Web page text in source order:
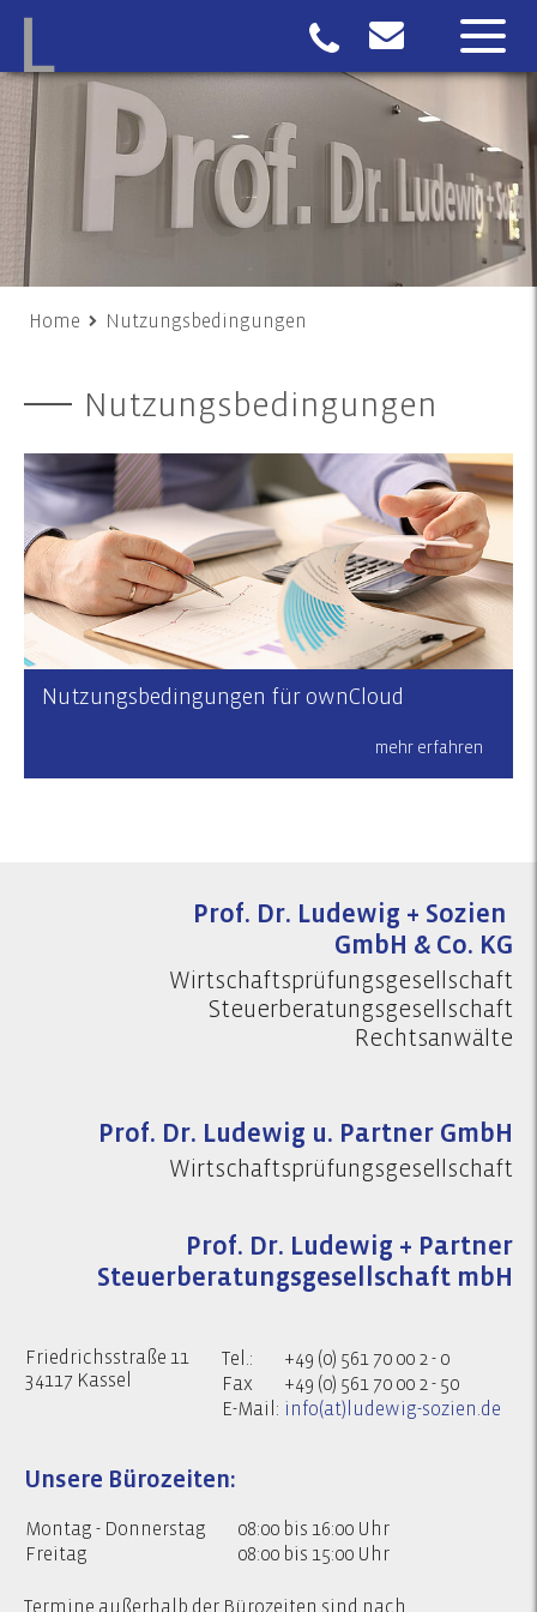
Home Nutzungsbedingungen
Nutzungsbedingungen
Nutzungsbedingungen für ownCloud
mehr erfahren
Prof. Dr. Ludewig + Sozien
GmbH & Co. KG
Wirtschaftsprüfungsgesellschaft
Steuerberatungsgesellschaft
Rechtsanwälte
Prof. Dr. Ludewig u. Partner GmbH
Wirtschaftsprüfungsgesellschaft
Prof. Dr. Ludewig + Partner
Steuerberatungsgesellschaft mbH
Friedrichsstraße 11
34117 Kassel
Tel.:
+49 (0) 561 70 00 2 - 0
Fax
+49 (0) 561 70 00 2 - 50
E-Mail: info(at)ludewig-sozien.de
Unsere Bürozeiten:
Montag - Donnerstag
08:00 bis 16:00 Uhr
Freitag
08:00 bis 15:00 Uhr
Termine außerhalb der Bürozeiten sind nach